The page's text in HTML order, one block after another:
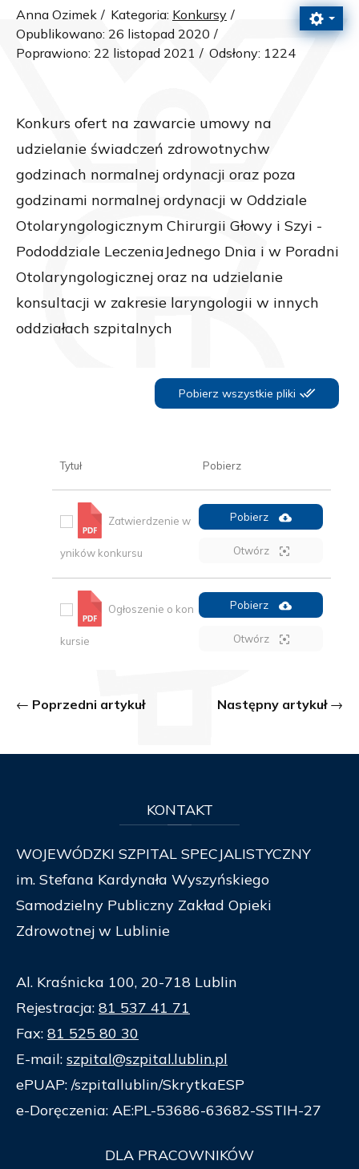
Anna Ozimek Kategoria: Konkursy
Opublikowano: 26 listopad 2020
Poprawiono: 22 listopad 2021
Odsłony: 1224
Konkurs ofert na zawarcie umowy na
udzielanie świadczeń zdrowotnychw
godzinach normalnej ordynacji oraz poza
godzinami normalnej ordynacji w Oddziale
Otolaryngologicznym Chirurgii Głowy i Szyi -
Pododdziale LeczeniaJednego Dnia i w Poradni
Otolaryngologicznej oraz na udzielanie
konsultacji w zakresie laryngologii w innych
oddziałach szpitalnych
Pobierz wszystkie pliki
Tytuł Pobierz
Zatwierdzenie w
yników konkursu
Pobierz
Otwórz
Ogłoszenie o kon
kursie
Pobierz
Otwórz
Poprzedni artykuł Następny artykuł
KONTAKT
WOJEWÓDZKI SZPITAL SPECJALISTYCZNY
im. Stefana Kardynała Wyszyńskiego
Samodzielny Publiczny Zakład Opieki
Zdrowotnej w Lublinie
Al. Kraśnicka 100, 20-718 Lublin
Rejestracja: 81 537 41 71
Fax: 81 525 80 30
E-mail: szpital@szpital.lublin.pl
ePUAP: /szpitallublin/SkrytkaESP
e-Doręczenia: AE:PL-53686-63682-SSTIH-27
DLA PRACOWNIKÓW